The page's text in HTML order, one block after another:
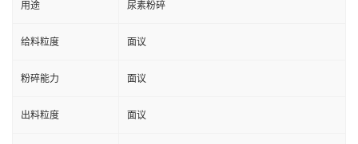
用途 尿素粉碎
给料粒度 面议
粉碎能力 面议
出料粒度 面议